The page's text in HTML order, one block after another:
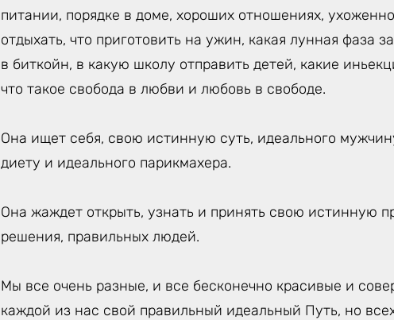
питании, порядке в доме, хороших отношениях,
отдыхать, что приготовить на ужин, какая лунная фаза
в биткойн, в какую школу отправить детей, какие
что такое свобода в любви и любовь в свободе.
Она ищет себя, свою истинную суть, идеального
диету и идеального парикмахера.
Она жаждет открыть, узнать и принять свою истинную
решения, правильных людей.
Мы все очень разные, и все бесконечно красивые и
каждой из нас свой правильный идеальный Путь, но